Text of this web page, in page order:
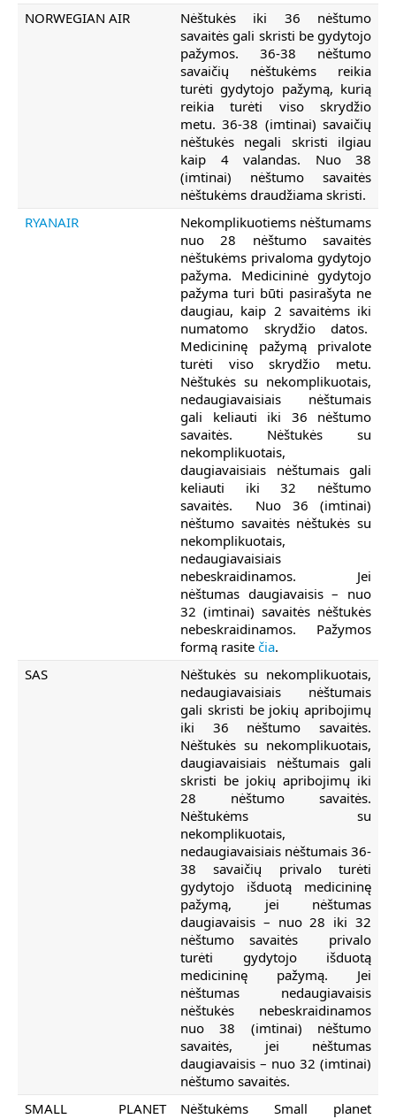
NORWEGIAN AIR
Nėštukės iki 36 nėštumo
savaitės gali skristi be gydytojo
pažymos. 36-38 nėštumo
savaičių nėštukėms reikia
turėti gydytojo pažymą, kurią
reikia turėti viso skrydžio
metu. 36-38 (imtinai) savaičių
nėštukės negali skristi ilgiau
kaip 4 valandas. Nuo 38
(imtinai) nėštumo savaitės
nėštukėms draudžiama skristi.
RYANAIR
Nekomplikuotiems nėštumams
nuo 28 nėštumo savaitės
nėštukėms privaloma gydytojo
pažyma. Medicininė gydytojo
pažyma turi būti pasirašyta ne
daugiau, kaip 2 savaitėms iki
numatomo skrydžio datos.
Medicininę pažymą privalote
turėti viso skrydžio metu.
Nėštukės su nekomplikuotais,
nedaugiavaisiais nėštumais
gali keliauti iki 36 nėštumo
savaitės. Nėštukės su
nekomplikuotais,
daugiavaisiais nėštumais gali
keliauti iki 32 nėštumo
savaitės. Nuo 36 (imtinai)
nėštumo savaitės nėštukės su
nekomplikuotais,
nedaugiavaisiais
nebeskraidinamos. Jei
nėštumas daugiavaisis – nuo
32 (imtinai) savaitės nėštukės
nebeskraidinamos. Pažymos
formą rasite čia.
SAS
Nėštukės su nekomplikuotais,
nedaugiavaisiais nėštumais
gali skristi be jokių apribojimų
iki 36 nėštumo savaitės.
Nėštukės su nekomplikuotais,
daugiavaisiais nėštumais gali
skristi be jokių apribojimų iki
28 nėštumo savaitės.
Nėštukėms su
nekomplikuotais,
nedaugiavaisiais nėštumais 36-
38 savaičių privalo turėti
gydytojo išduotą medicininę
pažymą, jei nėštumas
daugiavaisis – nuo 28 iki 32
nėštumo savaitės privalo
turėti gydytojo išduotą
medicininę pažymą. Jei
nėštumas nedaugiavaisis
nėštukės nebeskraidinamos
nuo 38 (imtinai) nėštumo
savaitės, jei nėštumas
daugiavaisis – nuo 32 (imtinai)
nėštumo savaitės.
SMALL PLANET
Nėštukėms Small planet